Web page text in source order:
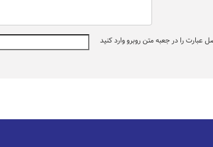
عبارت را در جعبه متن روبرو وارد کنید